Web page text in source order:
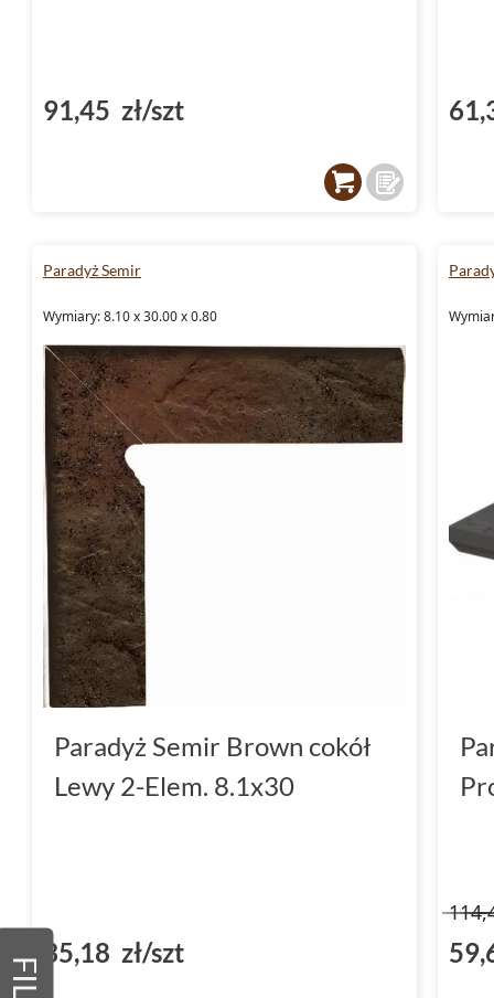
91,45 zł/szt
Paradyż Semir
Wymiary: 8.10 x 30.00 x 0.80
Paradyż Semir Brown cokół
Lewy 2-Elem. 8.1x30
35,18 zł/szt